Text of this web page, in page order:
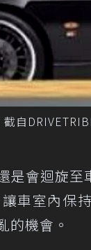
自
是會迴旋
車室內保
的機會。